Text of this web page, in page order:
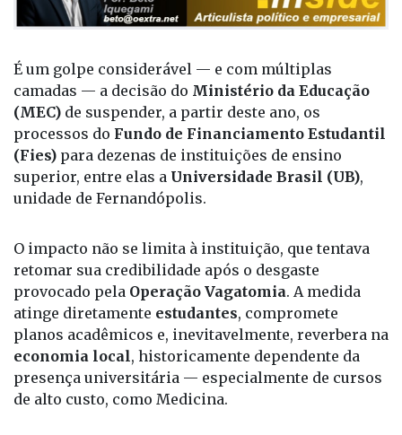
É um golpe considerável — e com múltiplas
camadas — a decisão do Ministério da Educação
(MEC) de suspender, a partir deste ano, os
processos do Fundo de Financiamento Estudantil
(Fies) para dezenas de instituições de ensino
superior, entre elas a Universidade Brasil (UB),
unidade de Fernandópolis.
O impacto não se limita à instituição, que tentava
retomar sua credibilidade após o desgaste
provocado pela Operação Vagatomia. A medida
atinge diretamente estudantes, compromete
planos acadêmicos e, inevitavelmente, reverbera na
economia local, historicamente dependente da
presença universitária — especialmente de cursos
de alto custo, como Medicina.